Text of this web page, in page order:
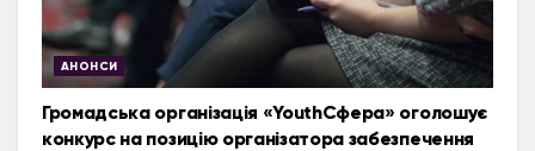
АНОНСИ
Громадська організація «YouthСфера» оголошує
конкурс на позицію організатора забезпечення